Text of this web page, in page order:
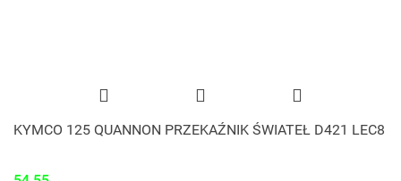
KYMCO 125 QUANNON PRZEKAŹNIK ŚWIATEŁ D421 LEC8